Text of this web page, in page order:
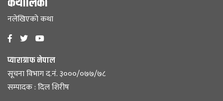
नलेखिएको कथा
प्याराग्राफ नेपाल
सूचना विभाग द.नं. ३०००/०७७/७८
सम्पादक : दिल शिरीष